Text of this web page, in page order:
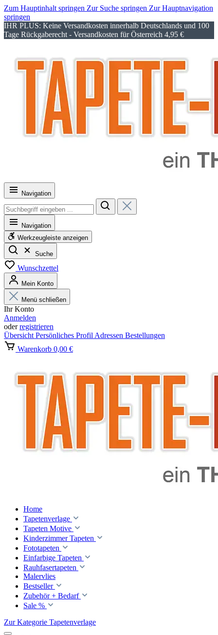
Zum Hauptinhalt springen Zur Suche springen Zur Hauptnavigation
springen
IHR PLUS: Keine Versandkosten innerhalb Deutschlands und 100
Tage Rückgaberecht - Versandkosten für Österreich 4,95 €
Navigation
Navigation
Werkzeugleiste anzeigen
Suche
Wunschzettel
Mein Konto
Menü schließen
Ihr Konto
Anmelden
oderregistrieren
Übersicht Persönliches Profil Adressen Bestellungen
Warenkorb 0,00 €
Home
Tapetenverlage
Tapeten Motive
Kinderzimmer Tapeten
Fototapeten
Einfarbige Tapeten
Rauhfasertapeten
Malervlies
Bestseller
Zubehör + Bedarf
Sale %
Zur Kategorie Tapetenverlage